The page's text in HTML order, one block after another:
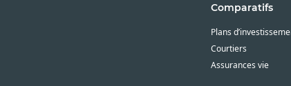
Comparatifs
Plans
Courtiers
Assurances vie